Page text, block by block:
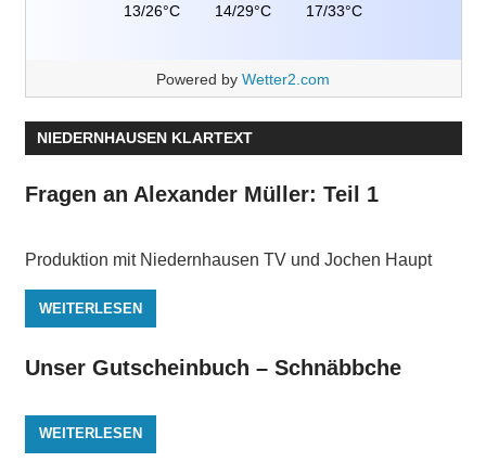
13/26°C 14/29°C 17/33°C
Powered by Wetter2.com
NIEDERNHAUSEN KLARTEXT
Fragen an Alexander Müller: Teil 1
Produktion mit Niedernhausen TV und Jochen Haupt
WEITERLESEN
Unser Gutscheinbuch – Schnäbbche
WEITERLESEN